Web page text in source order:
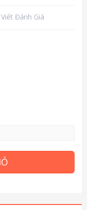
Viết Đánh Giá